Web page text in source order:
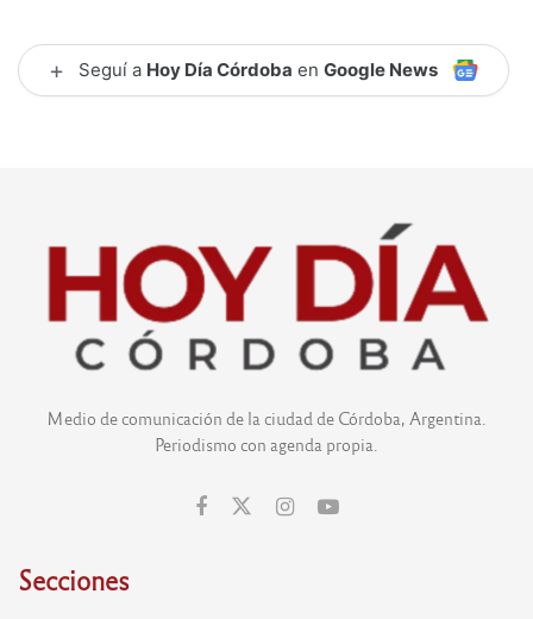
+ Seguí a Hoy Día Córdoba en Google News
Medio de comunicación de la ciudad de Córdoba, Argentina.
Periodismo con agenda propia.
Secciones